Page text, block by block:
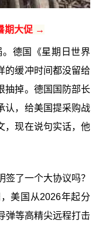
期大促 →
德国《星期日世界
的缓冲时间都没留给
抽掉。德国国防部长
认，给美国提采购战
，现在说句实话，他
了一个大协议吗？
美国从2026年起分
弹等高精尖远程打击